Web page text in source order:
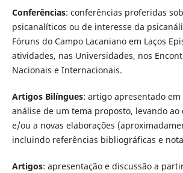
Conferências: conferências proferidas
psicanalíticos ou de interesse da
Fóruns do Campo Lacaniano em Laços
atividades, nas Universidades, nos
Nacionais e Internacionais.
Artigos Bilíngues: artigo apresentado
análise de um tema proposto, levando
e/ou a novas elaborações
incluindo referências bibliográficas e
Artigos: apresentação e discussão a